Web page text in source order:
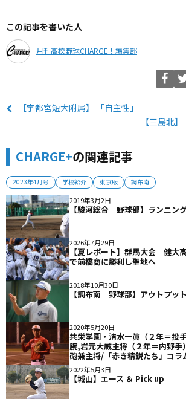
この記事を書いた人
月刊高校野球CHARGE！編集部
【宇都宮短大附属】 「自主性」
【三島北
CHARGE+の関連記事
2023年4月号 学校紹介 東京版 調布南
2019年3月2日
【駿河総合 野球部】ランニン
2026年7月29日
【夏レポート】群馬大会 健大
で前橋商に勝利し聖地へ
2018年10月30日
【調布南 野球部】アウトプッ
2020年5月20日
共栄学園・清水一眞（２年＝投
腕,岩元大威主将（２年＝内野手
砲兼主将/「赤き精鋭たち」コラ
2022年5月3日
【城山】エース ＆ Pick up